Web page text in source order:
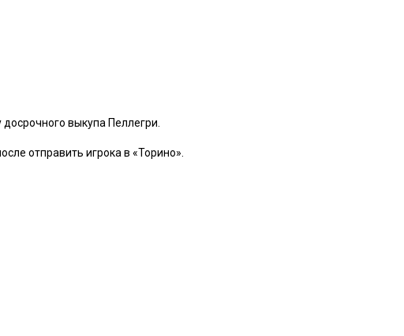
выкупа Пеллегри.
отправить игрока в «Торино».